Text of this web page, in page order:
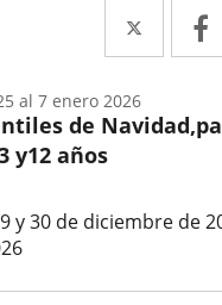
Twitter
Enlace
a
a
de
y12 años
y 30 de diciembre de
al 7 enero 2026